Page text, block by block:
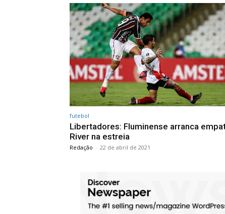
futebol
Libertadores: Fluminense arranca
River na estreia
Redação - 22 de abril de 2021